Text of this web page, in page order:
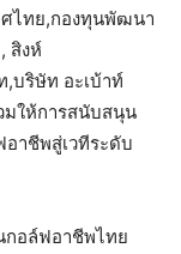
ศไทย,กองทุนพัฒนา
สิงห์
บริษัท อะเบ้าท์
มให้การสนับสนุน
าชีพสู่เวทีระดับ
อล์ฟอาชีพไทย